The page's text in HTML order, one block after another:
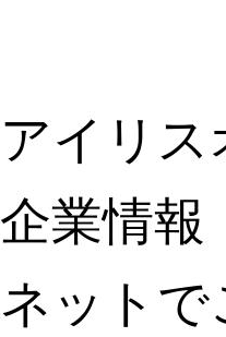
アイリス
企業情報
ネットで